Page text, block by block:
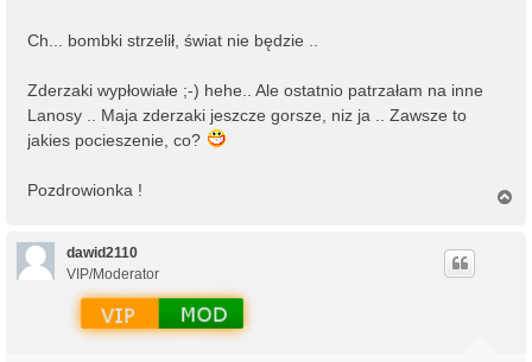
Ch... bombki strzelił, świat nie będzie ..
Zderzaki wypłowiałe ;-) hehe.. Ale ostatnio patrzałam na inne
Lanosy .. Maja zderzaki jeszcze gorsze, niz ja .. Zawsze to
jakies pocieszenie, co?
Pozdrowionka !
dawid2110
VIP/Moderator